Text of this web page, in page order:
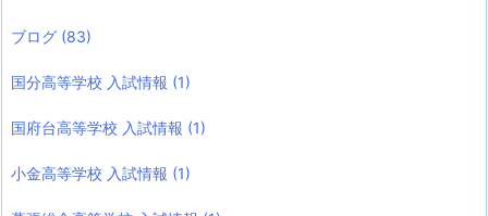
ブログ (83)
国分高等学校 入試情報 (1)
国府台高等学校 入試情報 (1)
小金高等学校 入試情報 (1)